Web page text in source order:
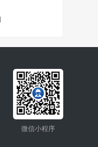
微信小程序